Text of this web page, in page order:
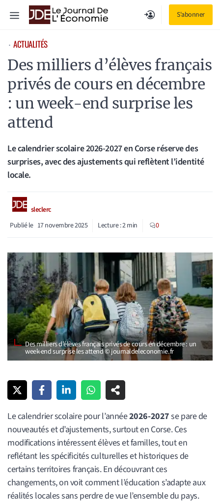
S'abonner
Menu
⋅ ACTUALITÉS
Des milliers d’élèves français
privés de cours en décembre
: un week-end surprise les
attend
Le calendrier scolaire 2026-2027 en Corse réserve des
surprises, avec des ajustements qui reflètent l’identité
locale.
sleclerc
Publié le 17 novembre 2025 Lecture :2min 0
Des milliers d’élèves français privés de cours en décembre : un
week-end surprise les attend © journaldeleconomie.fr
Le calendrier scolaire pour l’année2026-2027se pare de
nouveautés et d’ajustements, surtout en Corse. Ces
modifications intéressent élèves et familles, tout en
reflétant les spécificités culturelles et historiques de
certains territoires français. En découvrant ces
changements, on voit comment l’éducation s’adapte aux
réalités locales sans perdre de vue l’ensemble du pays.